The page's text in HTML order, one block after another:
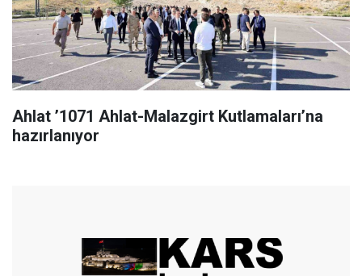
Ahlat ’1071 Ahlat-Malazgirt Kutlamaları’na
hazırlanıyor